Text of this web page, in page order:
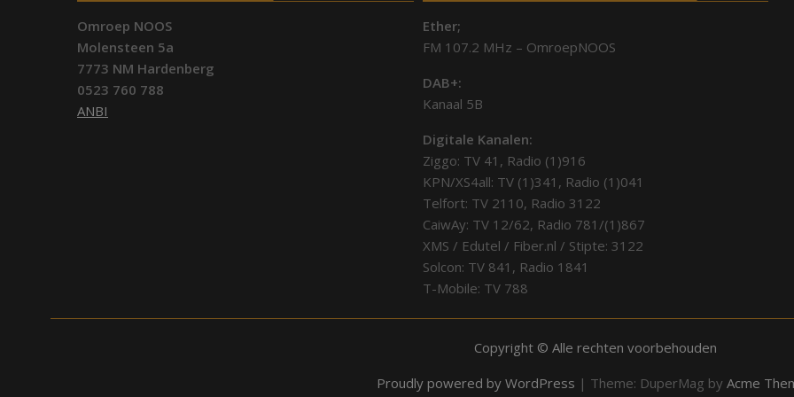
Omroep NOOS
Molensteen 5a
7773 NM Hardenberg
0523 760 788
ANBI
Ether;
FM 107.2 MHz – OmroepNOOS
DAB+:
Kanaal 5B
Digitale Kanalen:
Ziggo: TV 41, Radio (1)916
KPN/XS4all: TV (1)341, Radio (1)041
Telfort: TV 2110, Radio 3122
CaiwAy: TV 12/62, Radio 781/(1)867
XMS / Edutel / Fiber.nl / Stipte: 3122
Solcon: TV 841, Radio 1841
T-Mobile: TV 788
Copyright © Alle rechten voorbehouden
Proudly powered by WordPress | Theme: DuperMag by Acme